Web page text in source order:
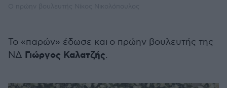
Το «παρών» έδωσε και ο πρώην βουλευτής της
ΝΔ Γιώργος Καλατζής.